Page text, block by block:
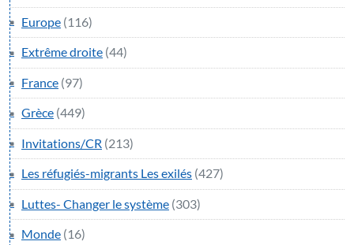
Europe (116)
Extrême droite (44)
France (97)
Grèce (449)
Invitations/CR (213)
Les réfugiés-migrants Les exilés (427)
Luttes- Changer le système (303)
Monde (16)